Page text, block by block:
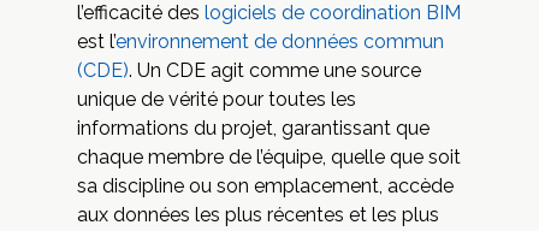
l’efficacité des logiciels de coordination BIM
est l’environnement de données commun
(CDE). Un CDE agit comme une source
unique de vérité pour toutes les
informations du projet, garantissant que
chaque membre de l’équipe, quelle que soit
sa discipline ou son emplacement, accède
aux données les plus récentes et les plus